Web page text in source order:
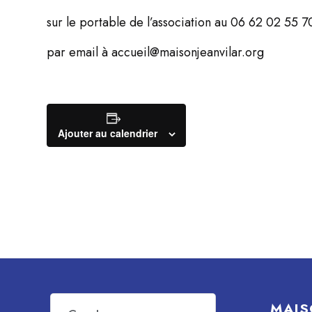
sur le portable de l’association au 06 62 02 55
par email à accueil@maisonjeanvilar.org
Ajouter au calendrier